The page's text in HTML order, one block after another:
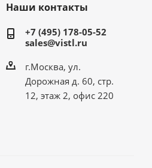
Наши контакты
+7 (495) 178-05-52
sales@vistl.ru
г.Москва, ул.
Дорожная д. 60, стр.
12, этаж 2, офис 220